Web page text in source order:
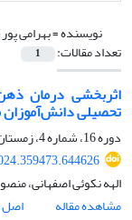
نویسنده =بهرامی
تعداد مقالات: 1
اثربخشی درمان
تحصیلی
دوره 16، شماره 4، زمستان 1404، صفحه
الهه نکوئی اصفهانی،
مشاهده مقاله
اصل